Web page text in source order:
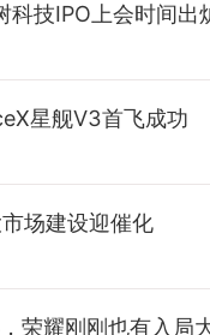
科技IPO上会时间出
星舰V3首飞成功
场建设迎催化
荣耀刚刚也有入